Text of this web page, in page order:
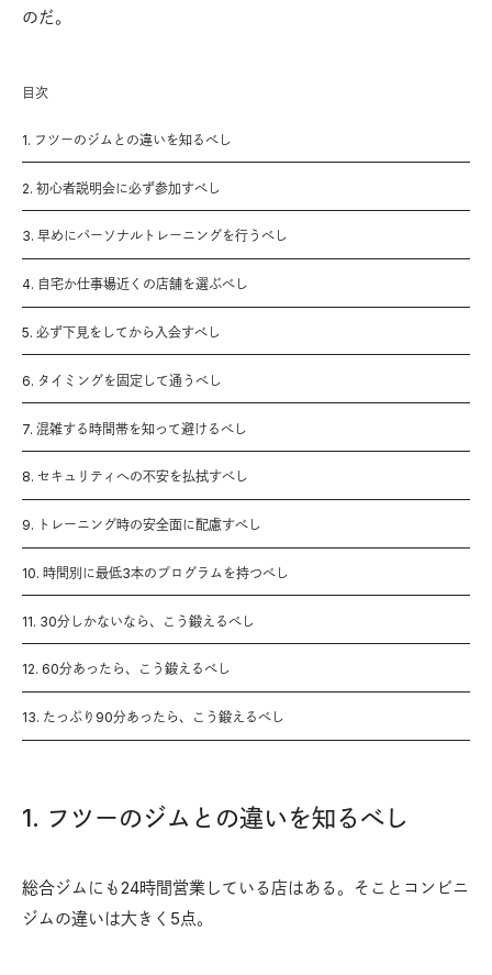
のだ。
目次
1. フツーのジムとの違いを知るべし
2. 初心者説明会に必ず参加すべし
3. 早めにパーソナルトレーニングを行うべし
4. 自宅か仕事場近くの店舗を選ぶべし
5. 必ず下見をしてから入会すべし
6. タイミングを固定して通うべし
7. 混雑する時間帯を知って避けるべし
8. セキュリティへの不安を払拭すべし
9. トレーニング時の安全面に配慮すべし
10. 時間別に最低3本のプログラムを持つべし
11. 30分しかないなら、こう鍛えるべし
12. 60分あったら、こう鍛えるべし
13. たっぷり90分あったら、こう鍛えるべし
1. フツーのジムとの違いを知るべし
総合ジムにも24時間営業している店はある。そことコンビニ
ジムの違いは大きく5点。